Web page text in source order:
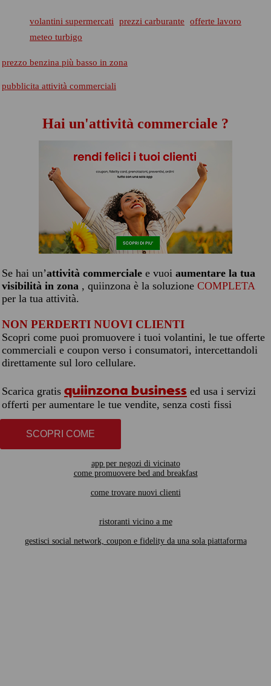
volantini supermercati prezzi carburante
offerte lavoro
meteo turbigo
prezzo benzina più basso in zona
pubblicita attività commerciali
Hai un'attività commerciale ?
Se hai un’attività commerciale e vuoi aumentare la tua
visibilità in zona , quiinzona è la soluzione COMPLETA
per la tua attività.
NON PERDERTI NUOVI CLIENTI
Scopri come puoi promuovere i tuoi volantini, le tue offerte
commerciali e coupon verso i consumatori, intercettandoli
direttamente sul loro cellulare.
Scarica gratis quiinzona business ed usa i servizi
offerti per aumentare le tue vendite, senza costi fissi
SCOPRI COME
app per negozi di vicinato
come promuovere bed and breakfast
come trovare nuovi clienti
ristoranti vicino a me
gestisci social network, coupon e fidelity da una sola piattaforma